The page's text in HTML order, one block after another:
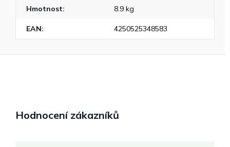
Hmotnost: 8.9 kg
EAN: 4250525348583
Hodnocení zákazníků